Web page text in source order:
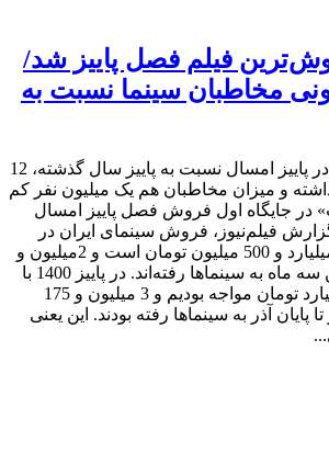
فیلم فصل پاییز شد/
مخاطبان سینما نسبت به
فروش سینمای ایران در پاییز امسال نسبت به پاییز سال گذشته، 12
و میزان مخاطبان هم یک میلیون نفر کم
جایگاه اول فروش فصل پاییز امسال
فیلم‌نیوز، فروش سینمای ایران در
فصل پاییز 1401، 59 میلیارد و 500 میلیون تومان است و 2میلیون و
170هزار نفر هم در این سه ماه به سینماها رفته‌اند. در پاییز 1400 با
فروشی معادل 71 میلیارد تومان مواجه بودیم و 3 میلیون و 175
پایان آذر به سینماها رفته بودند. این یعنی